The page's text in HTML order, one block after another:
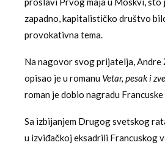
zapadno, kapitalističko društvo
provokativna tema.
Na nagovor svog prijatelja, Andre
opisao je u romanu Vetar, pesak i
roman je dobio nagradu Francuske
Sa izbijanjem Drugog svetskog
u izviđačkoj eksadrili Francuskog